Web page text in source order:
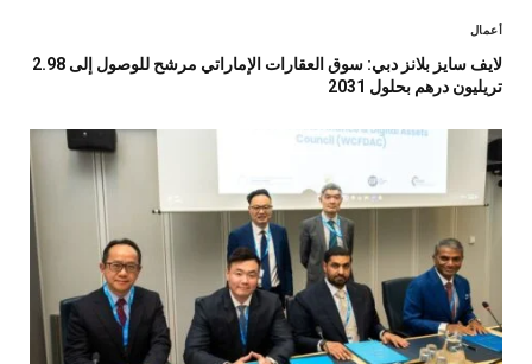
أعمال
لايف سايز بلانز دبي: سوق العقارات الإماراتي مرشح للوصول إلى 2.98
تريليون درهم بحلول 2031